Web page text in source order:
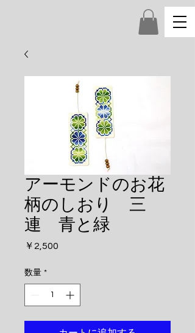
アーモンドのお花
柄のしおり 三
連 青と緑
￥2,500
数量 *